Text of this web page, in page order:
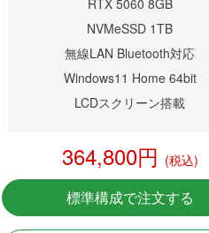
NVMeSSD 1TB
無線LAN Bluetooth対応
Windows11 Home 64bit
LCDスクリーン搭載
364,800円 (税込)
標準構成で注文する